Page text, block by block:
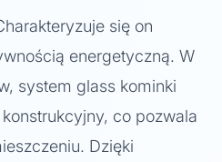
się on
energetyczną. W
system glass kominki
co pozwala
Dzięki